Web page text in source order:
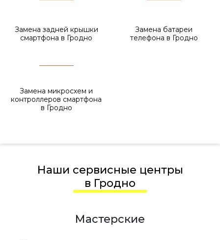
Замена задней крышки
смартфона в Гродно
Замена батареи
телефона в Гродно
Замена микросхем и
контроллеров смартфона
в Гродно
Наши сервисные центры
в Гродно
Мастерские